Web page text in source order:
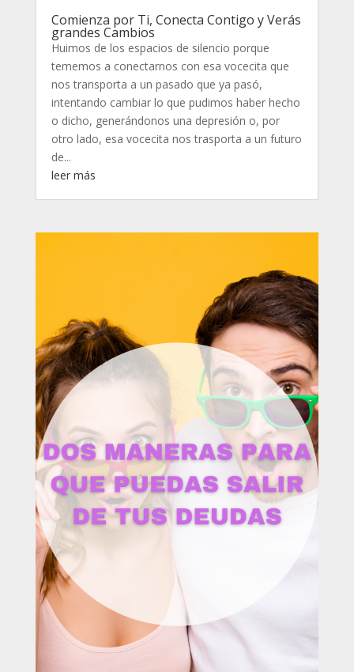
Comienza por Ti, Conecta Contigo y Verás
grandes Cambios
Huimos de los espacios de silencio porque
tememos a conectarnos con esa vocecita que
nos transporta a un pasado que ya pasó,
intentando cambiar lo que pudimos haber hecho
o dicho, generándonos una depresión o, por
otro lado, esa vocecita nos trasporta a un futuro
de...
leer más